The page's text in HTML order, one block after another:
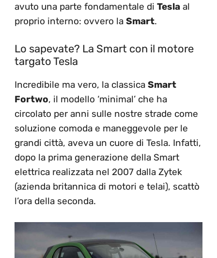
avuto una parte fondamentale di Tesla al
proprio interno: ovvero la Smart.
Lo sapevate? La Smart con il motore
targato Tesla
Incredibile ma vero, la classica Smart
Fortwo, il modello ‘minimal’ che ha
circolato per anni sulle nostre strade come
soluzione comoda e maneggevole per le
grandi città, aveva un cuore di Tesla. Infatti,
dopo la prima generazione della Smart
elettrica realizzata nel 2007 dalla Zytek
(azienda britannica di motori e telai), scattò
l’ora della seconda.